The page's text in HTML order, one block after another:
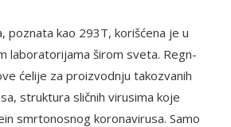
poznata kao 293T, korišćena je u
laboratorijama širom sveta. Regn-
ćelije za proizvodnju takozvanih
struktura sličnih virusima koje
smrtonosnog koronavirusa. Samo